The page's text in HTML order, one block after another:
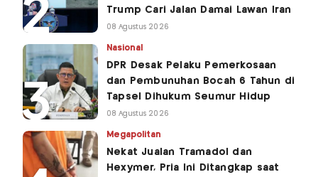
Trump Cari Jalan Damai Lawan Iran
08 Agustus 2026
Nasional
DPR Desak Pelaku Pemerkosaan
dan Pembunuhan Bocah 6 Tahun di
Tapsel Dihukum Seumur Hidup
08 Agustus 2026
Megapolitan
Nekat Jualan Tramadol dan
Hexymer, Pria Ini Ditangkap saat